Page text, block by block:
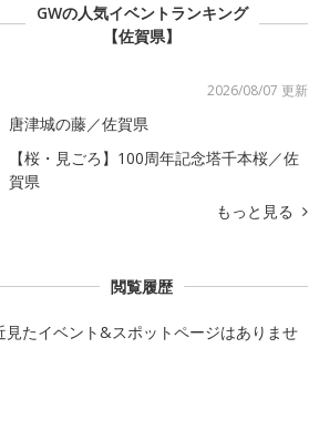
GWの人気イベントランキング
【佐賀県】
2026/08/07 更新
唐津城の藤／佐賀県
【桜・見ごろ】100周年記念塔千本桜／佐
賀県
もっと見る
閲覧履歴
見たイベント&スポットページはありませ